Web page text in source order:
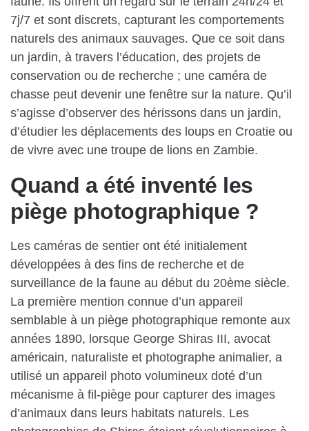
7j/7 et sont discrets, capturant les comportements
naturels des animaux sauvages. Que ce soit dans
un jardin, à travers l’éducation, des projets de
conservation ou de recherche ; une caméra de
chasse peut devenir une fenêtre sur la nature. Qu’il
s’agisse d’observer des hérissons dans un jardin,
d’étudier les déplacements des loups en Croatie ou
de vivre avec une troupe de lions en Zambie.
Quand a été inventé les
piège photographique ?
Les caméras de sentier ont été initialement
développées à des fins de recherche et de
surveillance de la faune au début du 20ème siècle.
La première mention connue d’un appareil
semblable à un piège photographique remonte aux
années 1890, lorsque George Shiras III, avocat
américain, naturaliste et photographe animalier, a
utilisé un appareil photo volumineux doté d’un
mécanisme à fil-piège pour capturer des images
d’animaux dans leurs habitats naturels. Les